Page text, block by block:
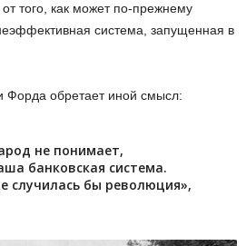
того, как может по-прежнему
система, запущенная в
обретает иной смысл:
не понимает,
банковская система.
случилась бы революция»,